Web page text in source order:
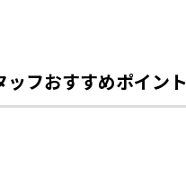
ッフおすすめポイント